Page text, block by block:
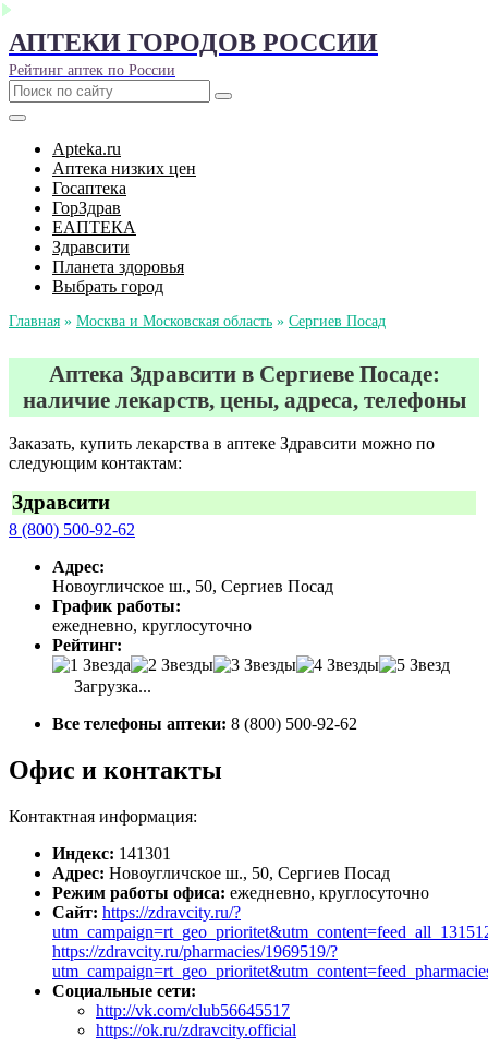
АПТЕКИ ГОРОДОВ РОССИИ
Рейтинг аптек по России
Apteka.ru
Аптека низких цен
Госаптека
ГорЗдрав
ЕАПТЕКА
Здравсити
Планета здоровья
Выбрать город
Главная » Москва и Московская область » Сергиев Посад
Аптека Здравсити в Сергиеве Посаде:
наличие лекарств, цены, адреса, телефоны
Заказать, купить лекарства в аптеке Здравсити можно по
следующим контактам:
Здравсити
8 (800) 500-92-62
Адрес:
Новоугличское ш., 50, Сергиев Посад
График работы:
ежедневно, круглосуточно
Рейтинг:
Загрузка...
Все телефоны аптеки: 8 (800) 500-92-62
Офис и контакты
Контактная информация:
Индекс: 141301
Адрес: Новоугличское ш., 50, Сергиев Посад
Режим работы офиса: ежедневно, круглосуточно
Сайт: https://zdravcity.ru/?
https://zdravcity.ru/pharmacies/1969519/?
Социальные сети:
http://vk.com/club56645517
https://ok.ru/zdravcity.official